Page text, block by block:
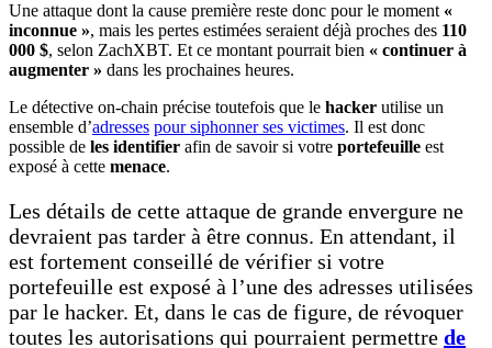
Une attaque dont la cause première reste donc pour le moment«
inconnue », mais les pertes estimées seraient déjà proches des 110
000 $, selon ZachXBT. Et ce montant pourrait bien « continuer à
augmenter » dans les prochaines heures.
Le détective on-chain précise toutefois que le hacker utilise un
ensemble d’adresses pour siphonner ses victimes. Il est donc
possible de les identifier afin de savoir si votre portefeuille est
exposé à cette menace.
Les détails de cette attaque de grande envergure ne
devraient pas tarder à être connus. En attendant, il
est fortement conseillé de vérifier si votre
portefeuille est exposé à l’une des adresses utilisées
par le hacker. Et, dans le cas de figure, de révoquer
toutes les autorisations qui pourraient permettre de